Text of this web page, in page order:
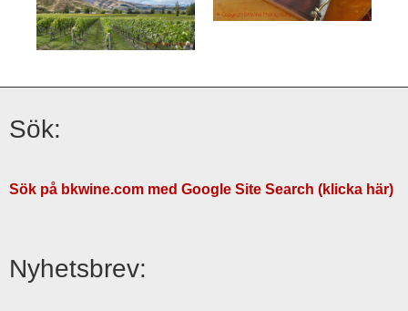
Sök:
Sök på bkwine.com med Google Site Search (klicka här)
Nyhetsbrev: